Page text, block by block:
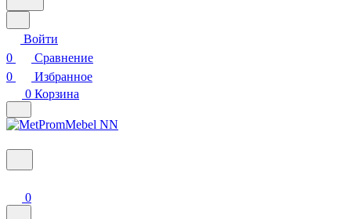
Войти
0
Сравнение
0
Избранное
0 Корзина
0